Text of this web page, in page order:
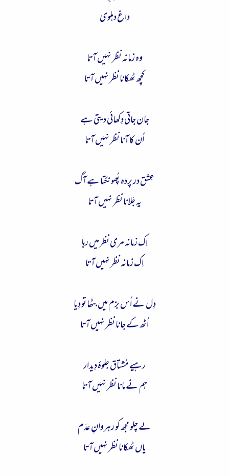
داغ دہلوی
وہ زمانہ نظر نہیں آتا
کچھ ٹِھکانا نظر نہیں آتا
جان جاتی دِکھائی دیتی ہے
اُن کا آنا نظر نہیں آتا
عِشق در پردہ پُھونکتا ہے آگ
یہ جَلانا نظر نہیں آتا
اِک زمانہ مری نظر میں رہا
اِک زمانہ نظر نہیں آتا
دِل نے اُس بزم میں بٹھا تو دِیا
اُٹھ کے جانا نظر نہیں آتا
رہیے مُشتاق جلوۂ دِیدار
ہم نے مانا نظر نہیں آتا
لے چلو مجھ کو رہروانِ عدَم
یاں ٹِھکانا نظر نہیں آتا